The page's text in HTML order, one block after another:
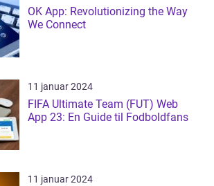
OK App: Revolutionizing the Way
We Connect
11 januar 2024
FIFA Ultimate Team (FUT) Web
App 23: En Guide til Fodboldfans
11 januar 2024